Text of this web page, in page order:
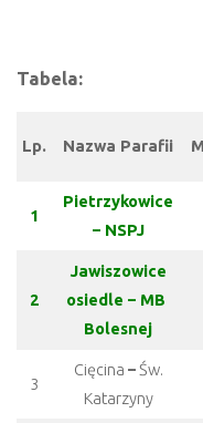
Tabela:
Lp. Nazwa Parafii
1
Pietrzykowice
– NSPJ
2
Jawiszowice
osiedle – MB
Bolesnej
3
Cięcina –Św.
Katarzyny